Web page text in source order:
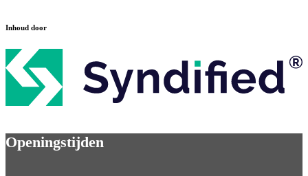
Inhoud door
Openingstijden